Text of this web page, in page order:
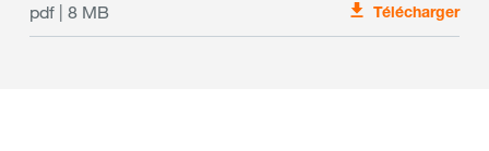
pdf | 8 MB
Télécharger